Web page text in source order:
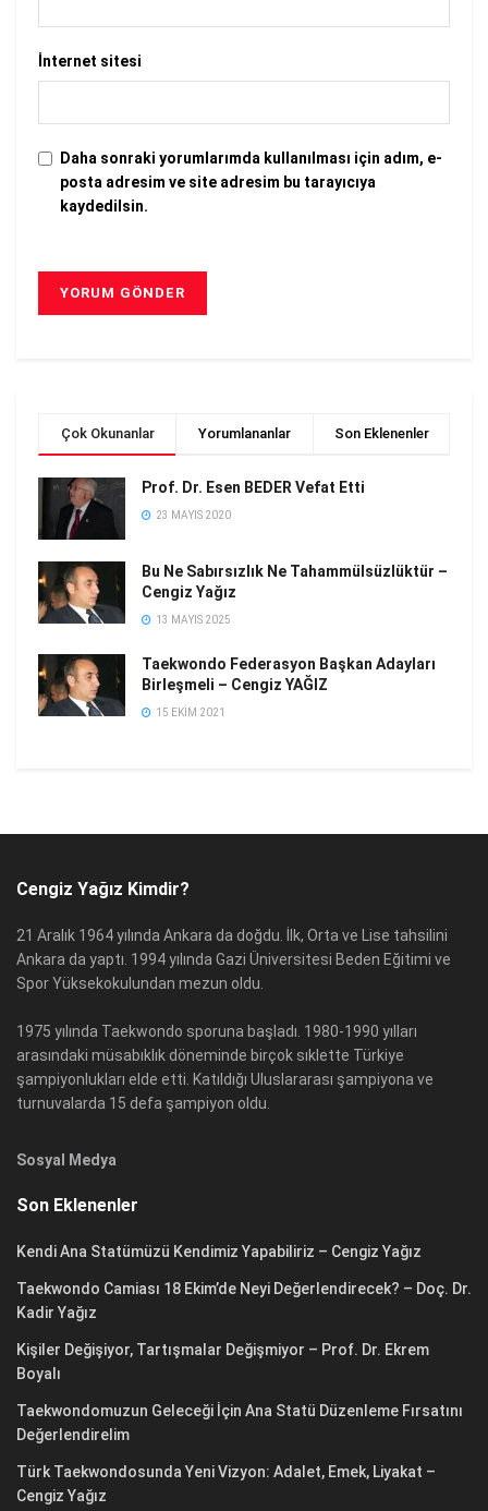
İnternet sitesi
Daha sonraki yorumlarımda kullanılması için adım, e-
posta adresim ve site adresim bu tarayıcıya
kaydedilsin.
Çok Okunanlar Yorumlananlar Son Eklenenler
Prof. Dr. Esen BEDER Vefat Etti
23 MAYIS 2020
Bu Ne Sabırsızlık Ne Tahammülsüzlüktür –
Cengiz Yağız
13 MAYIS 2025
Taekwondo Federasyon Başkan Adayları
Birleşmeli – Cengiz YAĞIZ
15 EKIM 2021
Cengiz Yağız Kimdir?
21 Aralık 1964 yılında Ankara da doğdu. İlk, Orta ve Lise tahsilini
Ankara da yaptı. 1994 yılında Gazi Üniversitesi Beden Eğitimi ve
Spor Yüksekokulundan mezun oldu.
1975 yılında Taekwondo sporuna başladı. 1980-1990 yılları
arasındaki müsabıklık döneminde birçok sıklette Türkiye
şampiyonlukları elde etti. Katıldığı Uluslararası şampiyona ve
turnuvalarda 15 defa şampiyon oldu.
Sosyal Medya
Son Eklenenler
Kendi Ana Statümüzü Kendimiz Yapabiliriz – Cengiz Yağız
Taekwondo Camiası 18 Ekim’de Neyi Değerlendirecek? – Doç. Dr.
Kadir Yağız
Kişiler Değişiyor, Tartışmalar Değişmiyor – Prof. Dr. Ekrem
Boyalı
Taekwondomuzun Geleceği İçin Ana Statü Düzenleme Fırsatını
Değerlendirelim
Türk Taekwondosunda Yeni Vizyon: Adalet, Emek, Liyakat –
Cengiz Yağız